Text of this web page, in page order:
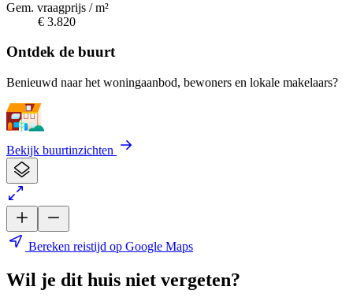
Gem. vraagprijs / m²
€ 3.820
Ontdek de buurt
Benieuwd naar het woningaanbod, bewoners en lokale makelaars?
Bekijk buurtinzichten
Bereken reistijd op Google Maps
Wil je dit huis niet vergeten?